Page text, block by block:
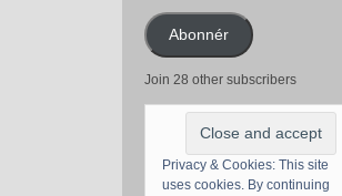
adresseAbonnér
Join 28 other subscribers
Privacy & Cookies: This site
uses cookies. By continuing